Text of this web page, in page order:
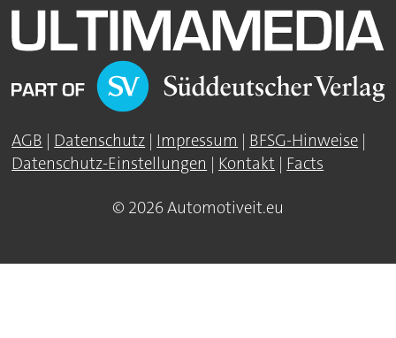
AGB | Datenschutz | Impressum | BFSG-Hinweise |
Datenschutz-Einstellungen | Kontakt | Facts
© 2026 Automotiveit.eu